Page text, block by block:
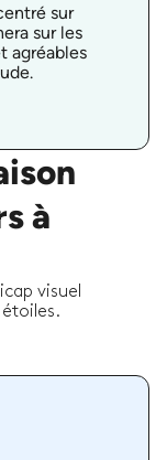
sur
sur les
agréables
à
visuel